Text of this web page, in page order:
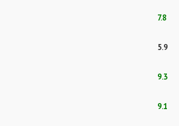
7.8
5.9
9.3
9.1